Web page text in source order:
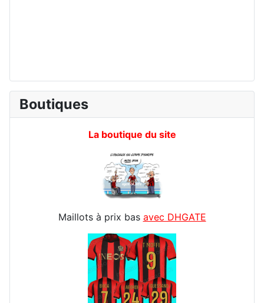
Boutiques
La boutique du site
Maillots à prix bas avec DHGATE